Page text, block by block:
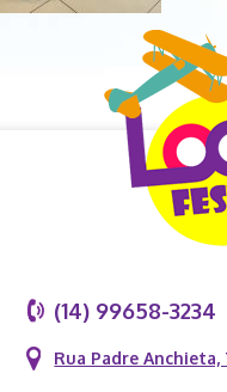
(14) 99658-3234
Rua Padre Anchieta,